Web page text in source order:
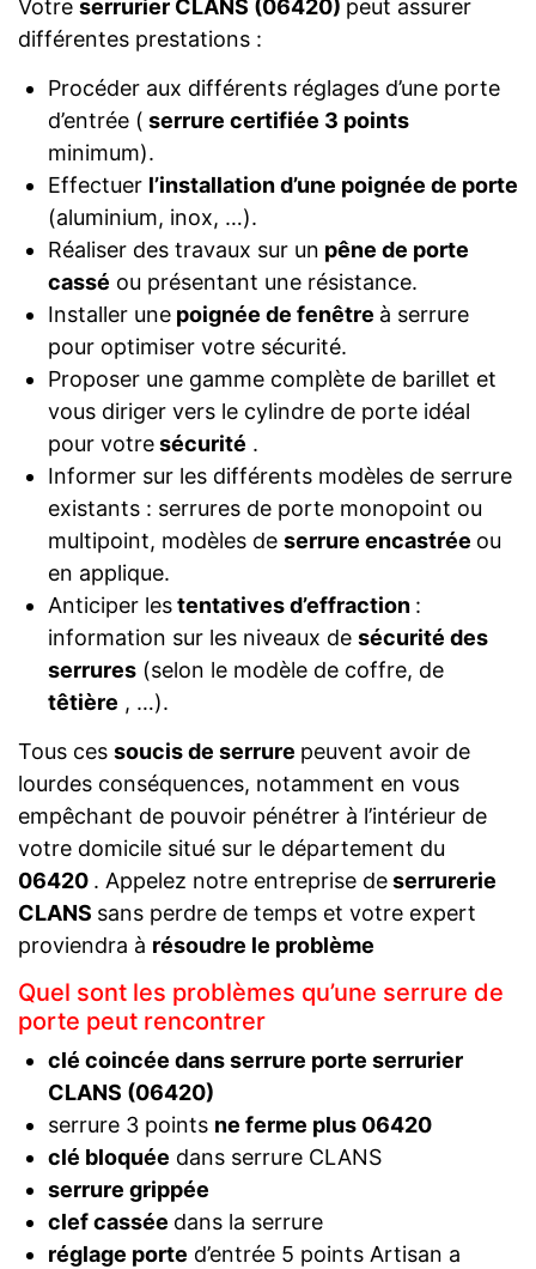
Votre serrurier CLANS (06420) peut assurer
différentes prestations :
Procéder aux différents réglages d’une porte
d’entrée ( serrure certifiée 3 points
minimum).
Effectuer l’installation d’une poignée de porte
(aluminium, inox, …).
Réaliser des travaux sur un pêne de porte
cassé ou présentant une résistance.
Installer unepoignée de fenêtre à serrure
pour optimiser votre sécurité.
Proposer une gamme complète de barillet et
vous diriger vers le cylindre de porte idéal
pour votresécurité .
Informer sur les différents modèles de serrure
existants : serrures de porte monopoint ou
multipoint, modèles de serrure encastrée ou
en applique.
Anticiper lestentatives d’effraction :
information sur les niveaux de sécurité des
serrures(selon le modèle de coffre, de
têtière , …).
Tous ces soucis de serrure peuvent avoir de
lourdes conséquences, notamment en vous
empêchant de pouvoir pénétrer à l’intérieur de
votre domicile situé sur le département du
06420 . Appelez notre entreprise deserrurerie
CLANS sans perdre de temps et votre expert
proviendra à résoudre le problème
Quel sont les problèmes qu’une serrure de
porte peut rencontrer
clé coincée dans serrure porte serrurier
CLANS (06420)
serrure 3 points ne ferme plus 06420
clé bloquée dans serrure CLANS
serrure grippée
clef cassée dans la serrure
réglage porte d’entrée 5 points Artisan a